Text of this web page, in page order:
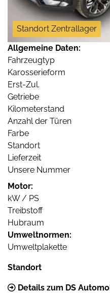
Standort Zentrallager
Allgemeine Daten:
Fahrzeugtyp
Karosserieform
Erst-Zul.
Getriebe
Kilometerstand
Anzahl der Türen
Farbe
Standort
Lieferzeit
Unsere Nummer
Motor:
kW / PS
Treibstoff
Hubraum
Umweltnormen:
Umweltplakette
Standort
Details zum DS